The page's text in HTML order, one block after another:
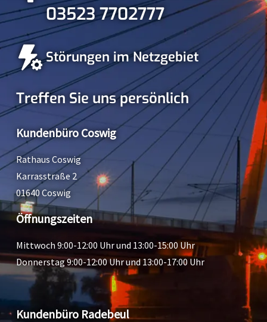
03523 7702777
Störungen im Netzgebiet
Treffen Sie uns persönlich
Kundenbüro Coswig
Rathaus Coswig
Karrasstraße 2
01640 Coswig
Öffnungszeiten
Mittwoch 9:00-12:00 Uhr und 13:00-15:00 Uhr
Donnerstag 9:00-12:00 Uhr und 13:00-17:00 Uhr
Kundenbüro Radebeul